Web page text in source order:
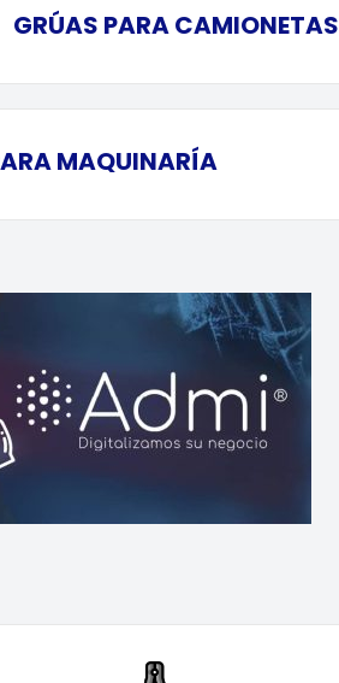
GRÚAS PARA CAMIONETAS
MAQUINARÍA